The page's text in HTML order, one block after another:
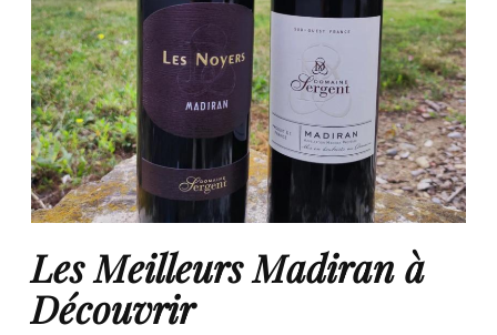
Les Meilleurs Madiran à
Découvrir